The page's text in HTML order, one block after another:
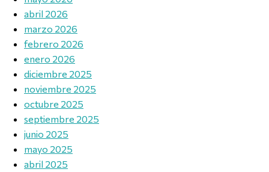
abril 2026
marzo 2026
febrero 2026
enero 2026
diciembre 2025
noviembre 2025
octubre 2025
septiembre 2025
junio 2025
mayo 2025
abril 2025